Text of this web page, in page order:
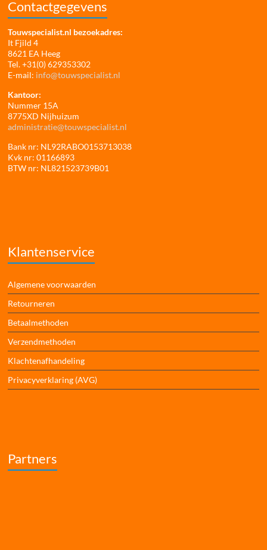
Contactgegevens
Touwspecialist.nl bezoekadres:
It Fjild 4
8621 EA Heeg
Tel. +31(0) 629353302
E-mail: info@touwspecialist.nl
Kantoor:
Nummer 15A
8775XD Nijhuizum
administratie@touwspecialist.nl
Bank nr: NL92RABO0153713038
Kvk nr: 01166893
BTW nr: NL821523739B01
Klantenservice
Algemene voorwaarden
Retourneren
Betaalmethoden
Verzendmethoden
Klachtenafhandeling
Privacyverklaring (AVG)
Partners